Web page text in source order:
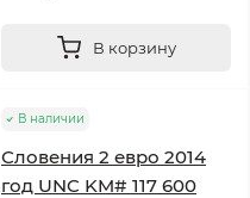
В корзину
В наличии
Словения 2 евро 2014
год UNC KM# 117 600